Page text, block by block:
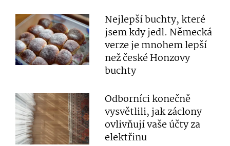
Nejlepší buchty, které
jsem kdy jedl. Německá
verze je mnohem lepší
než české Honzovy
buchty
Odborníci konečně
vysvětlili, jak záclony
ovlivňují vaše účty za
elektřinu